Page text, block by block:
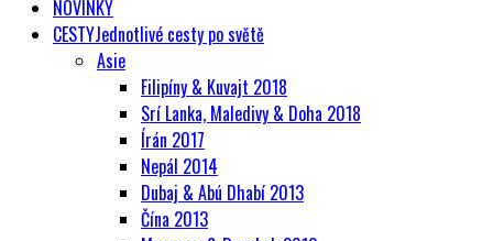
NOVINKY
CESTYJednotlivé cesty po světě
Asie
Filipíny & Kuvajt 2018
Srí Lanka, Maledivy & Doha 2018
Írán 2017
Nepál 2014
Dubaj & Abú Dhabí 2013
Čína 2013